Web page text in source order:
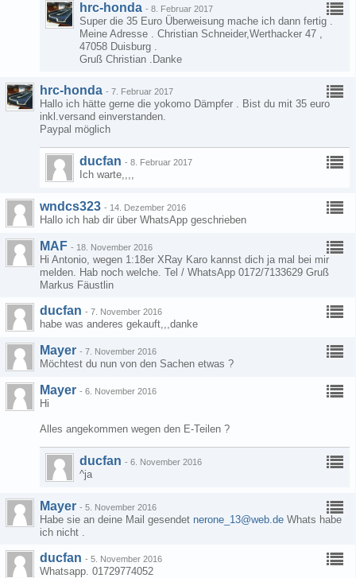
hrc-honda - 8. Februar 2017
Super die 35 Euro Überweisung mache ich dann fertig .
Meine Adresse . Christian Schneider,Werthacker 47 ,
47058 Duisburg .
Gruß Christian .Danke
hrc-honda - 7. Februar 2017
Hallo ich hätte gerne die yokomo Dämpfer . Bist du mit 35 euro
inkl.versand einverstanden.
Paypal möglich
ducfan - 8. Februar 2017
Ich warte,,,,
wndcs323 - 14. Dezember 2016
Hallo ich hab dir über WhatsApp geschrieben
MAF - 18. November 2016
Hi Antonio, wegen 1:18er XRay Karo kannst dich ja mal bei mir
melden. Hab noch welche. Tel / WhatsApp 0172/7133629 Gruß
Markus Fäustlin
ducfan - 7. November 2016
habe was anderes gekauft,,,danke
Mayer - 7. November 2016
Möchtest du nun von den Sachen etwas ?
Mayer - 6. November 2016
Hi
Alles angekommen wegen den E-Teilen ?
ducfan - 6. November 2016
^ja
Mayer - 5. November 2016
Habe sie an deine Mail gesendet nerone_13@web.de Whats habe
ich nicht .
ducfan - 5. November 2016
Whatsapp. 01729774052